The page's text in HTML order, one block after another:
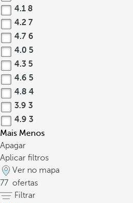
4.1 8
4.2 7
4.7 6
4.0 5
4.3 5
4.6 5
4.8 4
3.9 3
4.9 3
Mais Menos
Apagar
Aplicar filtros
Ver no mapa
77 ofertas
Filtrar